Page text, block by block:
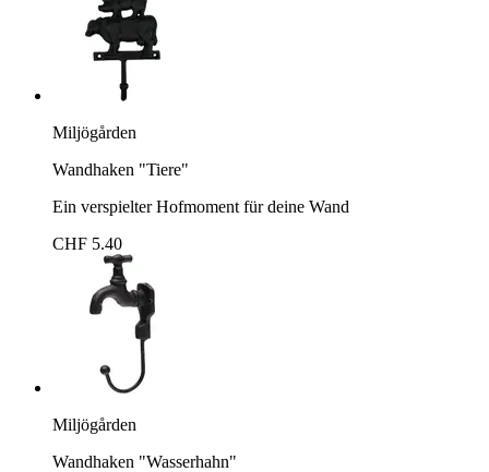
Miljögården
Wandhaken "Tiere"
Ein verspielter Hofmoment für deine Wand
CHF 5.40
Miljögården
Wandhaken "Wasserhahn"